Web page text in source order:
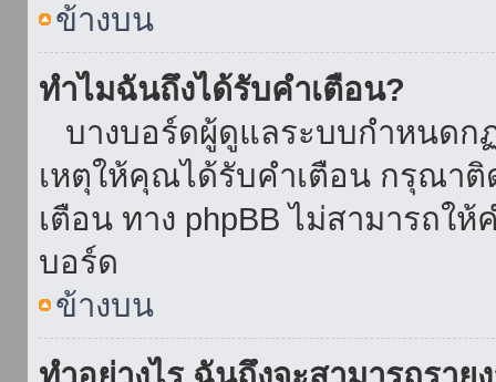
ข้างบน
ทำไมฉันถึงได้รับคำเตือน?
บางบอร์ดผู้ดูแลระบบกำหนดก
เหตุให้คุณได้รับคำเตือน กรุณา
เตือน ทาง phpBB ไม่สามารถใ
บอร์ด
ข้างบน